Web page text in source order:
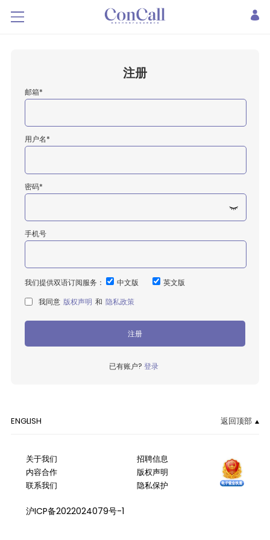
注册
邮箱*
用户名*
密码*
手机号
我们提供双语订阅服务： 中文版
英文版
我同意 版权声明 和 隐私政策
注册
已有账户? 登录
ENGLISH 返回顶部
关于我们
内容合作
联系我们
招聘信息
版权声明
隐私保护
沪ICP备2022024079号-1